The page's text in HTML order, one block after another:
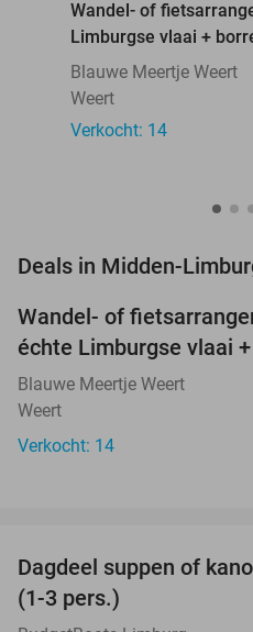
Wandel- of
Limburgse vlaai +
Blauwe Meertje Weert
Weert
Verkocht: 14
Deals in Midden-
TODAY
Wandel- of
échte Limburgse vlaai
Blauwe Meertje Weert
Weert
Verkocht: 14
Dagdeel suppen of
(1-3 pers.)